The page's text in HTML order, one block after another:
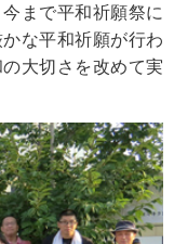
まで平和祈願祭に
な平和祈願が行わ
大切さを改めて実